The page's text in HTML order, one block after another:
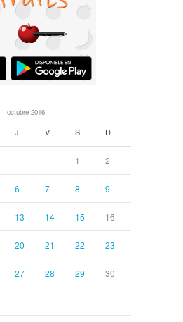
octubre 2016
J V S D
1 2
6 7 8 9
13 14 15 16
20 21 22 23
27 28 29 30